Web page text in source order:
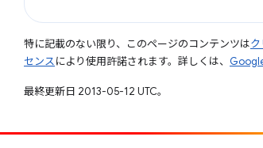
特に記載のない限り、このページのコンテンツは
センスにより使用許諾されます。詳しくは、
最終更新日 2013-05-12 UTC。